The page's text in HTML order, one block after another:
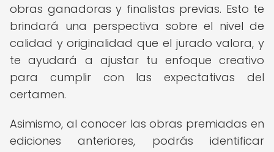
obras ganadoras y finalistas previas. Esto te
brindará una perspectiva sobre el nivel de
calidad y originalidad que el jurado valora, y
te ayudará a ajustar tu enfoque creativo
para cumplir con las expectativas del
certamen.
Asimismo, al conocer las obras premiadas en
ediciones anteriores, podrás identificar